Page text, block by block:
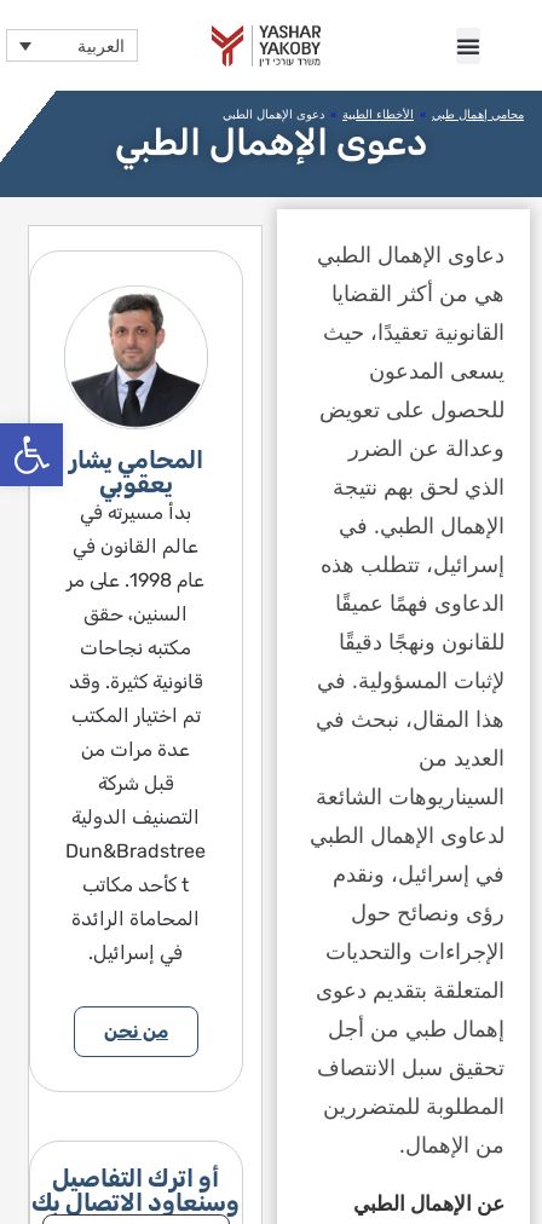
العربية
محامي إهمال طبي » الأخطاء الطبية » دعوى الإهمال الطبي
دعوى الإهمال الطبي
دعاوى الإهمال الطبي
هي من أكثر القضايا
القانونية تعقيدًا، حيث
يسعى المدعون
للحصول على تعويض
وعدالة عن الضرر
الذي لحق بهم نتيجة
الإهمال الطبي. في
إسرائيل، تتطلب هذه
الدعاوى فهمًا عميقًا
للقانون ونهجًا دقيقًا
لإثبات المسؤولية. في
هذا المقال، نبحث في
العديد من
السيناريوهات الشائعة
لدعاوى الإهمال الطبي
في إسرائيل، ونقدم
رؤى ونصائح حول
الإجراءات والتحديات
المتعلقة بتقديم دعوى
إهمال طبي من أجل
تحقيق سبل الانتصاف
المطلوبة للمتضررين
من الإهمال.
عن الإهمال الطبي
المحامي يشار
يعقوبي
بدأ مسيرته في
عالم القانون في
عام 1998. على مر
السنين، حقق
مكتبه نجاحات
قانونية كثيرة. وقد
تم اختيار المكتب
عدة مرات من
قبل شركة
التصنيف الدولية
Dun&Bradstree
t كأحد مكاتب
المحاماة الرائدة
في إسرائيل.
من نحن
أو اترك التفاصيل
وسنعاود الاتصال بك